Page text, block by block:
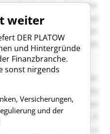
weiter
DER PLATOW
und Hintergründe
Finanzbranche.
sonst nirgends
Versicherungen,
und der